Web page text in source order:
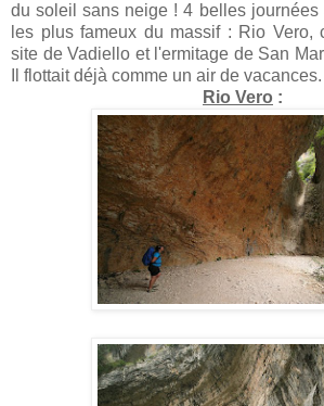
du soleil sans neige ! 4 belles
les plus fameux du massif : Rio Vero,
site de Vadiello et l'ermitage de San
Il flottait déjà comme un air de vacances.
Rio Vero :